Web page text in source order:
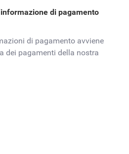
di pagamento
di pagamento avviene
dei pagamenti della nostra